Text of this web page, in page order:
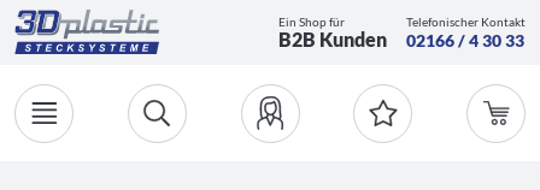
Ein Shop für
B2B Kunden
Telefonischer Kontakt
02166 / 4 30 33